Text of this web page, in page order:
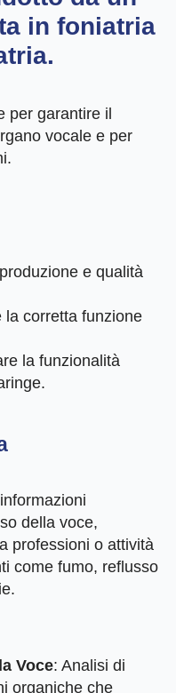
in foniatria
per garantire il
vocale e per
e qualità
la corretta funzione
la funzionalità
della voce,
professioni o attività
come fumo, reflusso
Voce: Analisi di
organiche che